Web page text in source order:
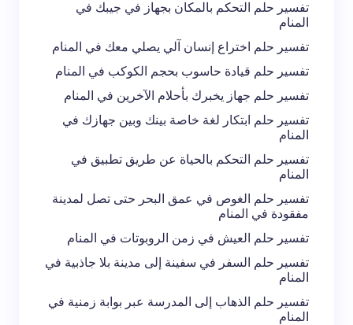
احفظ اسمي والبريد الإلكتروني في هذا المتصفح
لاستخدامه في المرة المقبلة في تعليقي.
تفسير حلم التحكم بالمكان بجهاز في جيبك في
المنام
تفسير حلم اختراع إنسان آلي يصلي معك في المنام
تفسير حلم قيادة حاسوب بحجم الكوكب في المنام
تفسير حلم جهاز يخبرك بأحلام الآخرين في المنام
تفسير حلم ابتكار لغة خاصة بينك وبين جهازك في
المنام
تفسير حلم التحكم بالحياة عن طريق تطبيق في
المنام
تفسير حلم الغوص في عمق البحر حتى تصل لمدينة
مفقودة في المنام
تفسير حلم العيش في زمن الروبوتات في المنام
تفسير حلم السفر في سفينة إلى مدينة بلا جاذبية في
المنام
تفسير حلم الذهاب إلى المدرسة عبر بوابة زمنية في
المنام